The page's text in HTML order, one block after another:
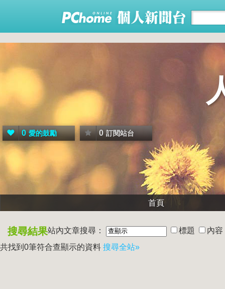
0 愛的鼓勵 0 訂閱站台
首頁
搜尋結果站內文章搜尋： 標題
內容
共找到0筆符合查顯示的資料 搜尋全站»